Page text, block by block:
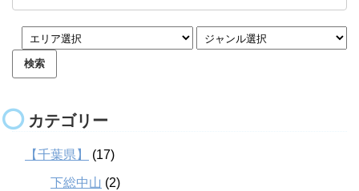
カテゴリー
【千葉県】 (17)
下総中山 (2)